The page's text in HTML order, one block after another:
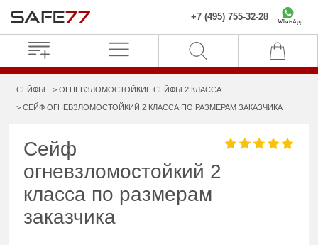
+7 (495) 755-32-28 WhatsApp
СЕЙФЫ ОГНЕВЗЛОМОСТОЙКИЕ СЕЙФЫ 2 КЛАССА
СЕЙФ ОГНЕВЗЛОМОСТОЙКИЙ 2 КЛАССА ПО РАЗМЕРАМ ЗАКАЗЧИКА
Сейф
огневзломостойкий 2
класса по размерам
заказчика